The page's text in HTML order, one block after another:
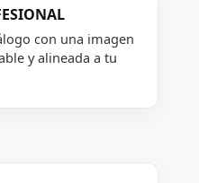
con una imagen
y alineada a tu